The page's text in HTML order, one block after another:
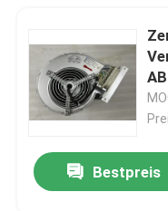
Bestpreis